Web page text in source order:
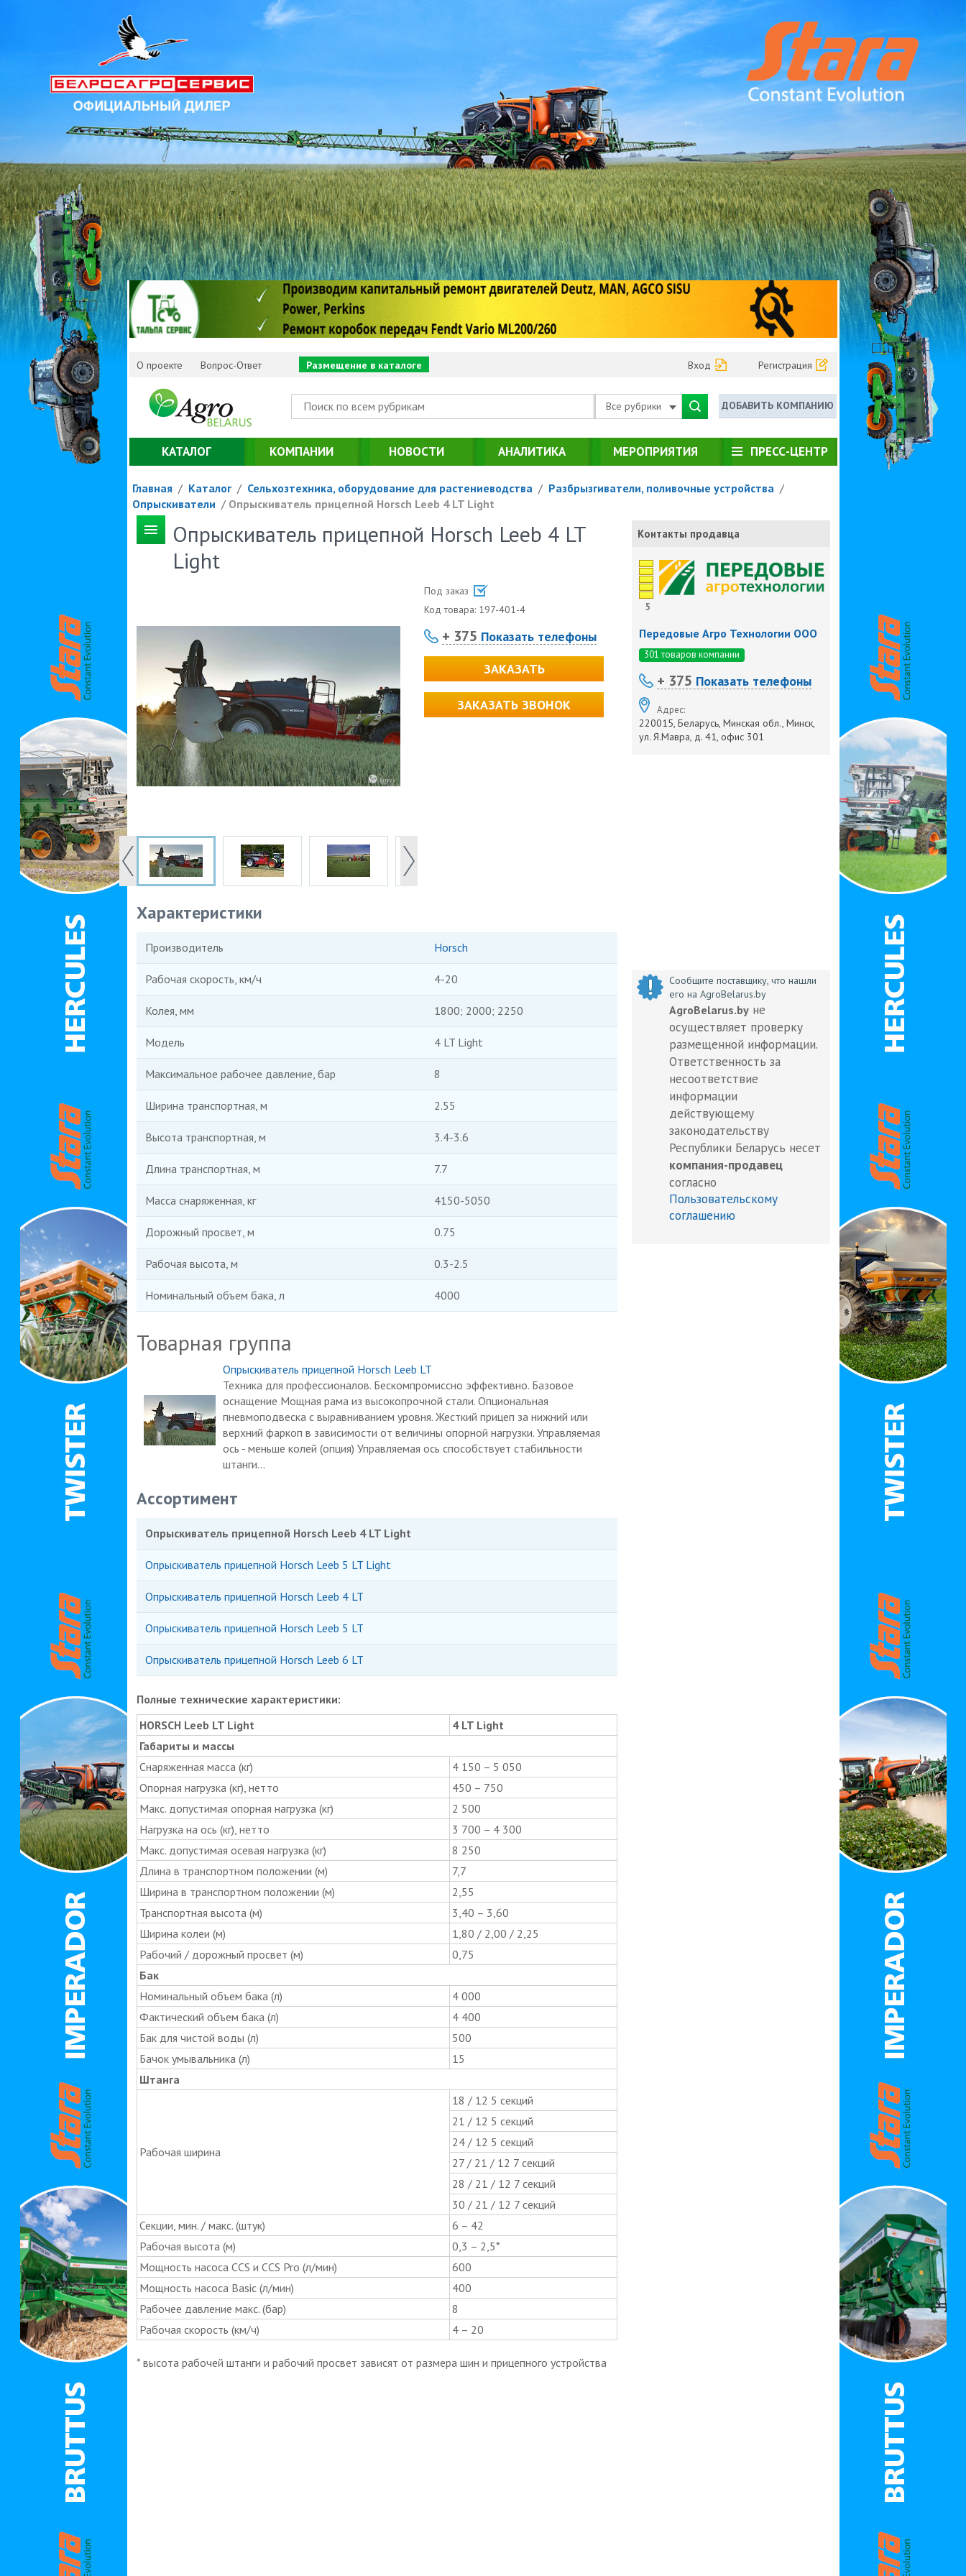
О проекте Вопрос-Ответ Размещение в каталоге Вход Регистрация
Все рубрики ДОБАВИТЬ КОМПАНИЮ
КАТАЛОГ КОМПАНИИ НОВОСТИ АНАЛИТИКА МЕРОПРИЯТИЯ ПРЕСС-ЦЕНТР
Главная / Каталог / Сельхозтехника, оборудование для растениеводства / Разбрызгиватели, поливочные устройства /
Опрыскиватели / Опрыскиватель прицепной Horsch Leeb 4 LT Light
Опрыскиватель прицепной Horsch Leeb 4 LT
Light
Под заказ
Код товара: 197-401-4
+ 375 Показать телефоны
ЗАКАЗАТЬ
ЗАКАЗАТЬ ЗВОНОК
Характеристики
Производитель Horsch
Рабочая скорость, км/ч 4-20
Колея, мм 1800; 2000; 2250
Модель 4 LT Light
Максимальное рабочее давление, бар 8
Ширина транспортная, м 2.55
Высота транспортная, м 3.4-3.6
Длина транспортная, м 7.7
Масса снаряженная, кг 4150-5050
Дорожный просвет, м 0.75
Рабочая высота, м 0.3-2.5
Номинальный объем бака, л 4000
Товарная группа
Опрыскиватель прицепной Horsch Leeb LT
Техника для профессионалов. Бескомпромиссно эффективно. Базовое
оснащение Мощная рама из высокопрочной стали. Опциональная
пневмоподвеска с выравниванием уровня. Жесткий прицеп за нижний или
верхний фаркоп в зависимости от величины опорной нагрузки. Управляемая
ось - меньше колей (опция) Управляемая ось способствует стабильности
штанги...
Ассортимент
Опрыскиватель прицепной Horsch Leeb 4 LT Light
Опрыскиватель прицепной Horsch Leeb 5 LT Light
Опрыскиватель прицепной Horsch Leeb 4 LT
Опрыскиватель прицепной Horsch Leeb 5 LT
Опрыскиватель прицепной Horsch Leeb 6 LT
Полные технические характеристики:
HORSCH Leeb LT Light
4 LT Light
Габариты и массы
Снаряженная масса (кг)
4 150 – 5 050
Опорная нагрузка (кг), нетто
450 – 750
Макс. допустимая опорная нагрузка (кг)
2 500
Нагрузка на ось (кг), нетто
3 700 – 4 300
Макс. допустимая осевая нагрузка (кг)
8 250
Длина в транспортном положении (м)
7,7
Ширина в транспортном положении (м)
2,55
Транспортная высота (м)
3,40 – 3,60
Ширина колеи (м)
1,80 / 2,00 / 2,25
Рабочий / дорожный просвет (м)
0,75
Бак
Номинальный объем бака (л)
4 000
Фактический объем бака (л)
4 400
Бак для чистой воды (л)
500
Бачок умывальника (л)
15
Штанга
Рабочая ширина
18 / 12 5 секций
21 / 12 5 секций
24 / 12 5 секций
27 / 21 / 12 7 секций
28 / 21 / 12 7 секций
30 / 21 / 12 7 секций
Секции, мин. / макс. (штук)
6 – 42
Рабочая высота (м)
0,3 – 2,5*
Мощность насоса CCS и CCS Pro (л/мин)
600
Мощность насоса Basic (л/мин)
400
Рабочее давление макс. (бар)
8
Рабочая скорость (км/ч)
4 – 20
* высота рабочей штанги и рабочий просвет зависят от размера шин и прицепного устройства
Контакты продавца
5
Передовые Агро Технологии ООО
301 товаров компании
+ 375 Показать телефоны
Адрес:
220015, Беларусь, Минская обл., Минск,
ул. Я.Мавра, д. 41, офис 301
Сообщите поставщику, что нашли
его на AgroBelarus.by
AgroBelarus.by не
осуществляет проверку
размещенной информации.
Ответственность за
несоответствие
информации
действующему
законодательству
Республики Беларусь несет
компания-продавец
согласно
Пользовательскому
соглашению